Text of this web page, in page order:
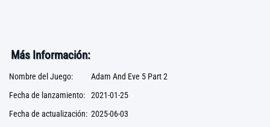
Más Información:
Nombre del Juego:
Adam And Eve 5 Part 2
Fecha de lanzamiento: 2021-01-25
Fecha de actualización: 2025-06-03